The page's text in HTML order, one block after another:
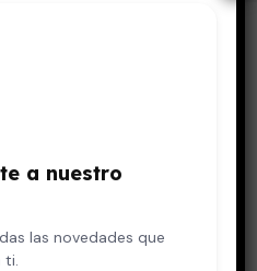
ver emociones y
que permiten
enfermedades
a nuestro
las novedades que
ti.